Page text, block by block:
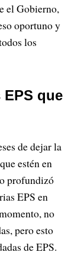
el Gobierno,
oportuno y
los
que
de dejar la
estén en
profundizó
EPS en
no
pero esto
de EPS.